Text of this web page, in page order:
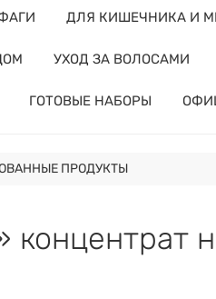
ДЛЯ КИШЕЧНИКА И
УХОД ЗА ВОЛОСАМИ
ГОТОВЫЕ НАБОРЫ
ПРОДУКТЫ
концентрат